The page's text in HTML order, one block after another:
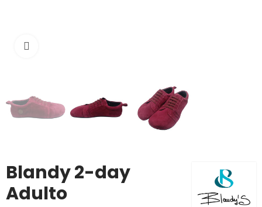
Blandy 2-day
Adulto